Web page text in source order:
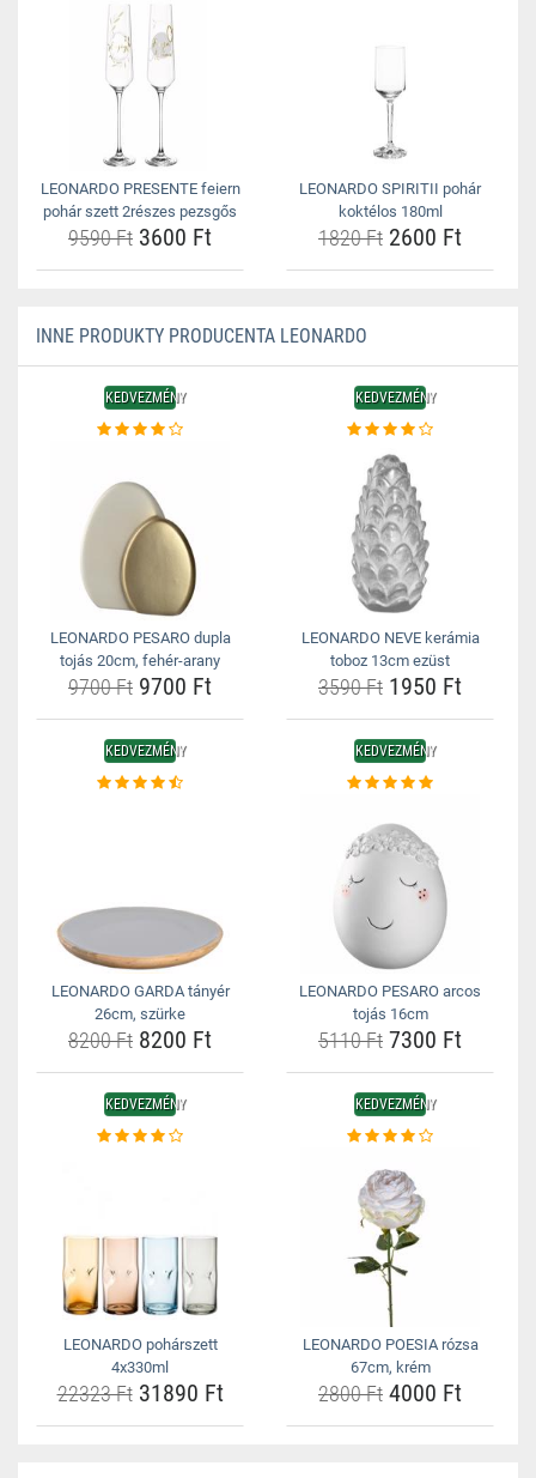
LEONARDO PRESENTE feiern
pohár szett 2részes pezsgős
9590 Ft 3600 Ft
LEONARDO SPIRITII pohár
koktélos 180ml
1820 Ft 2600 Ft
INNE PRODUKTY PRODUCENTA LEONARDO
KEDVEZMÉNY
LEONARDO PESARO dupla
tojás 20cm, fehér-arany
9700 Ft 9700 Ft
KEDVEZMÉNY
LEONARDO NEVE kerámia
toboz 13cm ezüst
3590 Ft 1950 Ft
KEDVEZMÉNY
LEONARDO GARDA tányér
26cm, szürke
8200 Ft 8200 Ft
KEDVEZMÉNY
LEONARDO PESARO arcos
tojás 16cm
5110 Ft 7300 Ft
KEDVEZMÉNY
LEONARDO pohárszett
4x330ml
22323 Ft31890 Ft
KEDVEZMÉNY
LEONARDO POESIA rózsa
67cm, krém
2800 Ft 4000 Ft